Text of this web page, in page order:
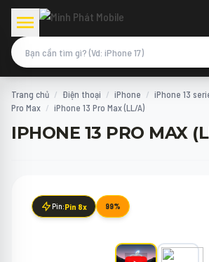
Trang chủ / Điện thoại / iPhone / iPhone 13
Pro Max / iPhone 13 Pro Max (LL/A)
IPHONE 13 PRO MAX
Pin:Pin 8x 99%